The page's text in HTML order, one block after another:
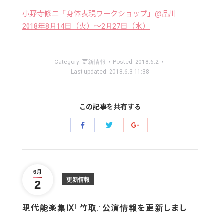
小野寺修二「身体表現ワークショップ」@品川
2018年8月14日（火）〜2月27日（水）
Category: 更新情報 Posted: 2018.6.2
Last updated: 2018.6.3 11:38
この記事を共有する
Share
Share
6月
2 更新情報
現代能楽集Ⅸ『竹取』公演情報を更新しまし